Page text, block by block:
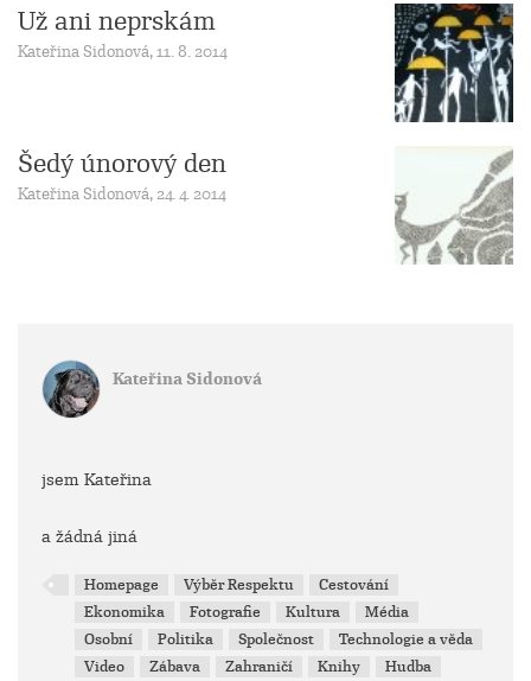
Už ani neprskám
Kateřina Sidonová, 11. 8. 2014
Šedý únorový den
Kateřina Sidonová, 24. 4. 2014
Kateřina Sidonová
jsem Kateřina
a žádná jiná
Homepage Výběr Respektu
Cestování
Ekonomika
Fotografie Kultura
Média
Osobní
Politika Společnost
Technologie a věda
Video
Zábava Zahraničí Knihy Hudba